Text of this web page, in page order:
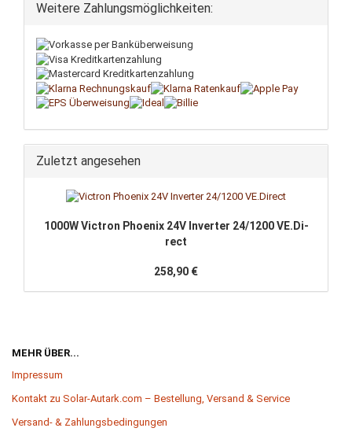
Weitere Zahlungsmöglichkeiten:
Zuletzt angesehen
1000W Vic­tron Phoe­nix 24V In­ver­ter 24/1200 VE.Di­
rect
258,90 €
MEHR ÜBER...
Impressum
Kontakt zu Solar-Autark.com – Bestellung, Versand & Service
Versand- & Zahlungsbedingungen